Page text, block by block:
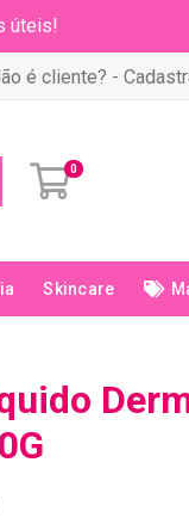
úteis!
é cliente? -
0
Skincare